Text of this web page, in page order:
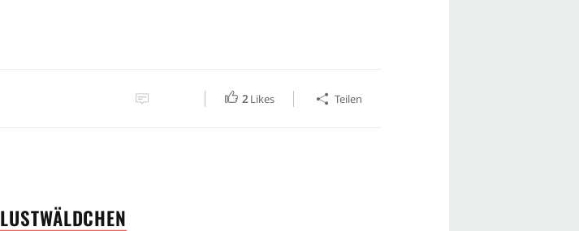
2 Likes Teilen
LUSTWÄLDCHEN